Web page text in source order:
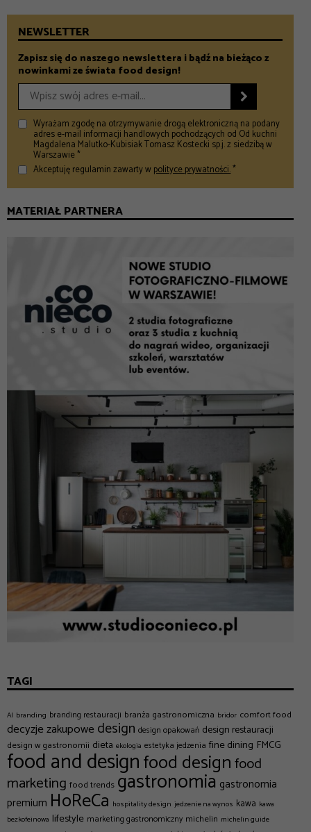
NEWSLETTER
Zapisz się do naszego newslettera i bądź na bieżąco z
nowinkami ze świata food design!

Wyrażam zgodę na otrzymywanie drogą elektroniczną na podany
adres e-mail informacji handlowych pochodzących od Od kuchni
Magdalena Malutko-Kubisiak Tomasz Kostecki sp.j. z siedzibą w
Warszawie *
Akceptuję regulamin zawarty wpolityce prywatności.*
MATERIAŁ PARTNERA
TAGI
AI branding branding restauracji branża gastronomiczna bridor comfort food
decyzje zakupowe design design opakowań design restauracji
design w gastronomii dieta ekologia estetyka jedzenia fine dining FMCG
food and designfood designfood
marketing food trends gastronomia gastronomia
premium HoReCa hospitality design jedzenie na wynos kawa kawa
bezkofeinowa lifestyle marketing gastronomiczny michelin michelin guide